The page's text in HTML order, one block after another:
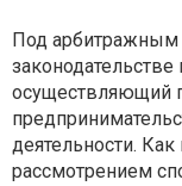
Под арбитражным
осуществляющий
деятельности.
рассмотрением